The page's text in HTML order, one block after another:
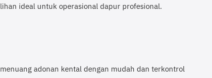
ideal untuk operasional dapur profesional.
adonan kental dengan mudah dan terkontrol